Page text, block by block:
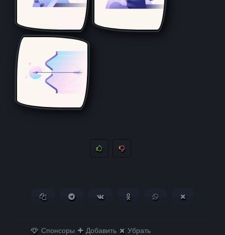
Копировать ссылкуПоделиться в Telegram
Поделиться ВКонтактеПоделиться в
Поделиться в
Спонсоры Добавить Убрать